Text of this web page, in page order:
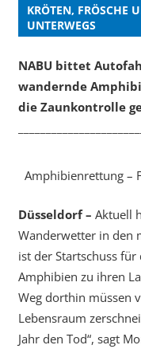
KRÖTEN, FRÖSCHE
UNTERWEGS
NABU bittet
wandernde
die Zaunkontrolle
Amphibienrettung –
Düsseldorf – Aktuell
Wanderwetter in den
ist der Startschuss
Amphibien zu ihren
Weg dorthin müssen
Lebensraum
Jahr den Tod“, sagt